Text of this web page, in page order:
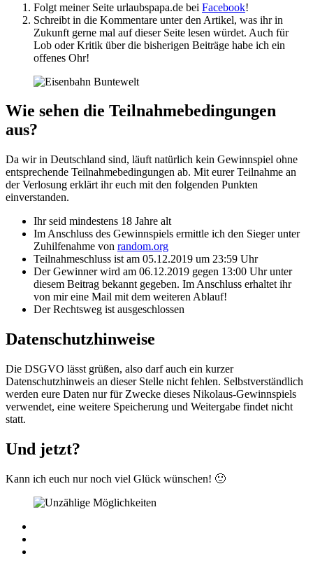
Folgt meiner Seite urlaubspapa.de bei Facebook!
Schreibt in die Kommentare unter den Artikel, was ihr in
Zukunft gerne mal auf dieser Seite lesen würdet. Auch für
Lob oder Kritik über die bisherigen Beiträge habe ich ein
offenes Ohr!
Wie sehen die Teilnahmebedingungen
aus?
Da wir in Deutschland sind, läuft natürlich kein Gewinnspiel ohne
entsprechende Teilnahmebedingungen ab. Mit eurer Teilnahme an
der Verlosung erklärt ihr euch mit den folgenden Punkten
einverstanden.
Ihr seid mindestens 18 Jahre alt
Im Anschluss des Gewinnspiels ermittle ich den Sieger unter
Zuhilfenahme von random.org
Teilnahmeschluss ist am 05.12.2019 um 23:59 Uhr
Der Gewinner wird am 06.12.2019 gegen 13:00 Uhr unter
diesem Beitrag bekannt gegeben. Im Anschluss erhaltet ihr
von mir eine Mail mit dem weiteren Ablauf!
Der Rechtsweg ist ausgeschlossen
Datenschutzhinweise
Die DSGVO lässt grüßen, also darf auch ein kurzer
Datenschutzhinweis an dieser Stelle nicht fehlen. Selbstverständlich
werden eure Daten nur für Zwecke dieses Nikolaus-Gewinnspiels
verwendet, eine weitere Speicherung und Weitergabe findet nicht
statt.
Und jetzt?
Kann ich euch nur noch viel Glück wünschen! 🙂